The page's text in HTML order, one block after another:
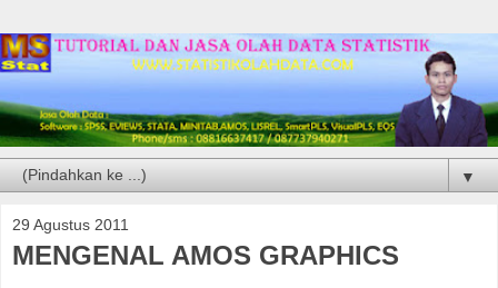
▼
29 Agustus 2011
MENGENAL AMOS GRAPHICS